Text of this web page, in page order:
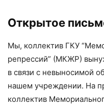
Открытое
Мы, коллектив ГКУ
репрессий” (МКЖР)
в связи с невыносимой
нашем учреждении. На
коллектив